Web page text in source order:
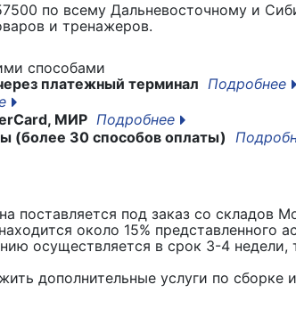
по всему Дальневосточному и
и тренажеров.
способами
платежный терминал Подробнее
МИР Подробнее
(более 30 способов оплаты)
поставляется под заказ со складов
около 15% представленного
осуществляется в срок 3-4
дополнительные услуги по сборке